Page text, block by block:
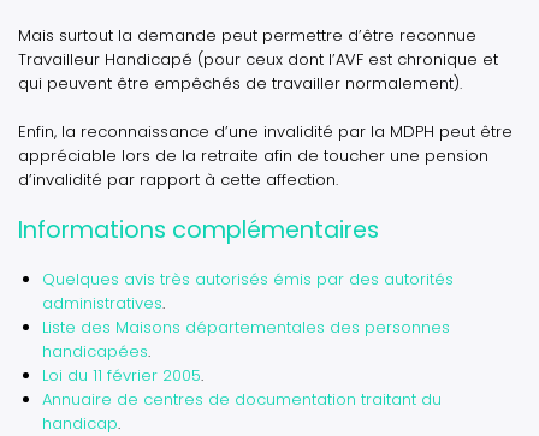
Mais surtout la demande peut permettre d’être reconnue
Travailleur Handicapé (pour ceux dont l’AVF est chronique et
qui peuvent être empêchés de travailler normalement).
Enfin, la reconnaissance d’une invalidité par la MDPH peut être
appréciable lors de la retraite afin de toucher une pension
d’invalidité par rapport à cette affection.
Informations complémentaires
Quelques avis très autorisés émis par des autorités
administratives.
Liste des Maisons départementales des personnes
handicapées.
Loi du 11 février 2005.
Annuaire de centres de documentation traitant du
handicap.